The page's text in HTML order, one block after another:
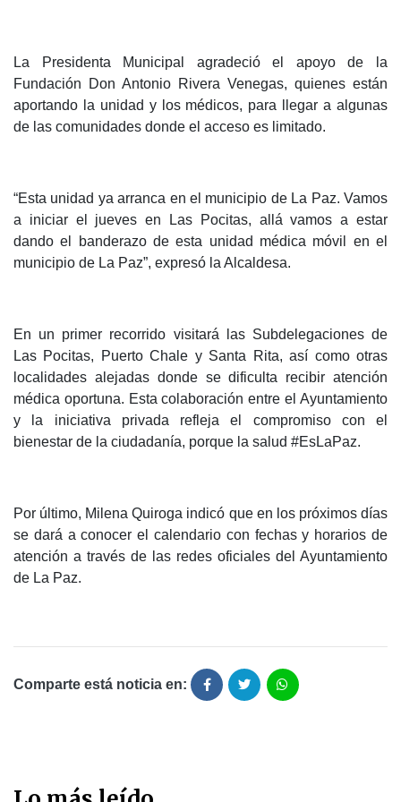
La Presidenta Municipal agradeció el apoyo de la
Fundación Don Antonio Rivera Venegas, quienes están
aportando la unidad y los médicos, para llegar a algunas
de las comunidades donde el acceso es limitado.
“Esta unidad ya arranca en el municipio de La Paz. Vamos
a iniciar el jueves en Las Pocitas, allá vamos a estar
dando el banderazo de esta unidad médica móvil en el
municipio de La Paz”, expresó la Alcaldesa.
En un primer recorrido visitará las Subdelegaciones de
Las Pocitas, Puerto Chale y Santa Rita, así como otras
localidades alejadas donde se dificulta recibir atención
médica oportuna. Esta colaboración entre el Ayuntamiento
y la iniciativa privada refleja el compromiso con el
bienestar de la ciudadanía, porque la salud #EsLaPaz.
Por último, Milena Quiroga indicó que en los próximos días
se dará a conocer el calendario con fechas y horarios de
atención a través de las redes oficiales del Ayuntamiento
de La Paz.
Comparte está noticia en: